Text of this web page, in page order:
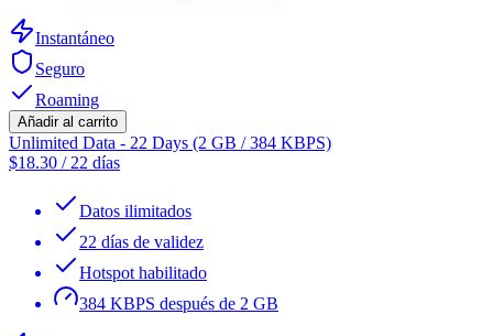
Instantáneo
Seguro
Roaming
Añadir al carrito
Unlimited Data - 22 Days (2 GB / 384 KBPS)
$18.30 / 22 días
Datos ilimitados
22 días de validez
Hotspot habilitado
384 KBPS después de 2 GB